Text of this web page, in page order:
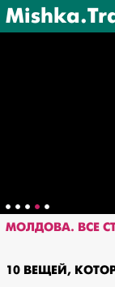
МОЛДОВА. ВСЕ
10 ВЕЩЕЙ,